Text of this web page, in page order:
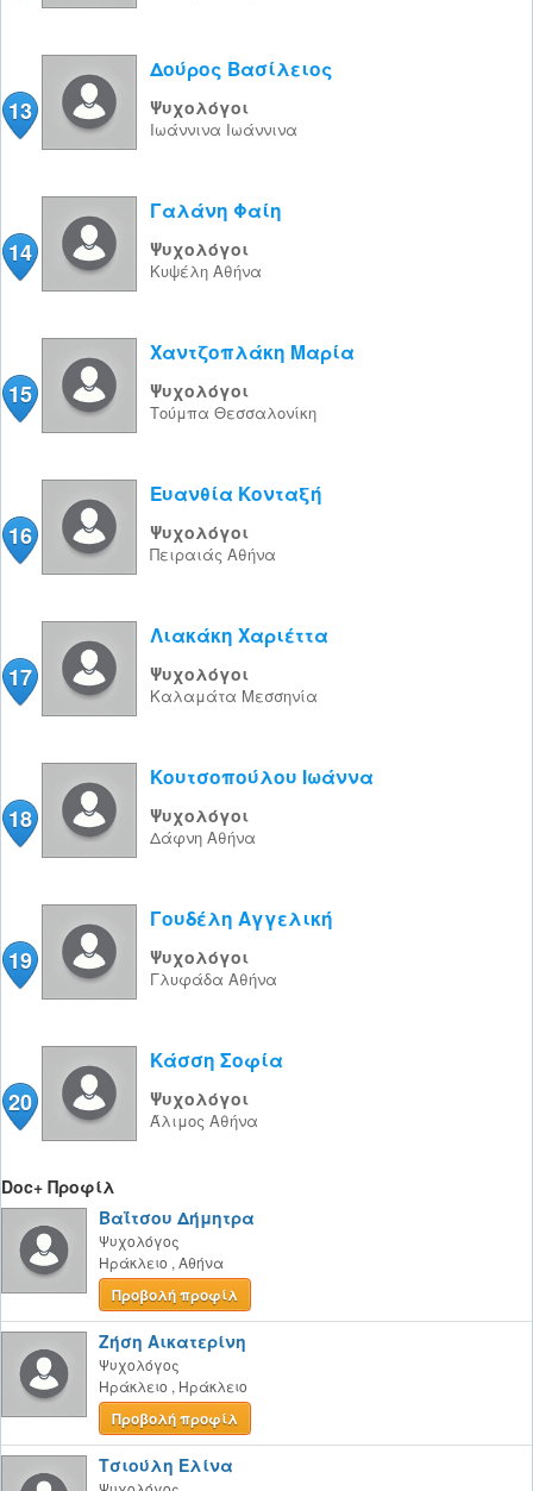
13
Δούρος Βασίλειος
Ψυχολόγοι
Ιωάννινα Ιωάννινα
14
Γαλάνη Φαίη
Ψυχολόγοι
Κυψέλη Αθήνα
15
Χαντζοπλάκη Μαρία
Ψυχολόγοι
Τούμπα Θεσσαλονίκη
16
Ευανθία Κονταξή
Ψυχολόγοι
Πειραιάς Αθήνα
17
Λιακάκη Χαριέττα
Ψυχολόγοι
Καλαμάτα Μεσσηνία
18
Κουτσοπούλου Ιωάννα
Ψυχολόγοι
Δάφνη Αθήνα
19
Γουδέλη Αγγελική
Ψυχολόγοι
Γλυφάδα Αθήνα
20
Κάσση Σοφία
Ψυχολόγοι
Άλιμος Αθήνα
Doc+ Προφίλ
Βαΐτσου Δήμητρα
Ψυχολόγος
Ηράκλειο , Αθήνα
Προβολή προφίλ
Ζήση Αικατερίνη
Ψυχολόγος
Ηράκλειο , Ηράκλειο
Προβολή προφίλ
Τσιούλη Ελίνα